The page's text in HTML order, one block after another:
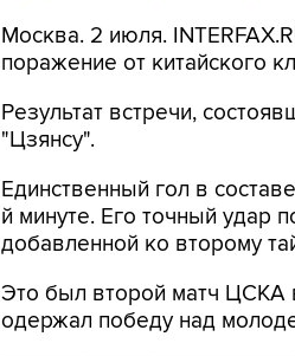
Москва. 2 июля.
поражение от китайского
Результат встречи,
"Цзянсу".
Единственный гол в
й минуте. Его точный удар
добавленной ко второму
Это был второй матч ЦСКА
одержал победу над